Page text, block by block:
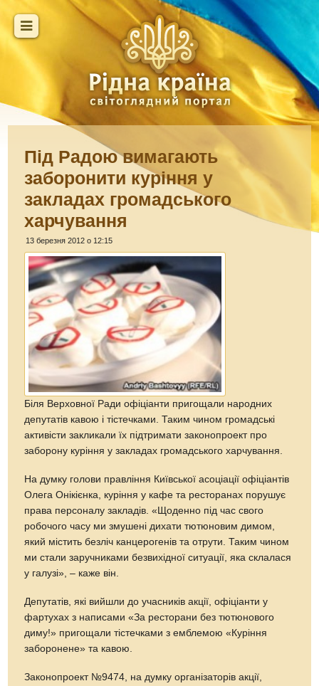
Під Радою вимагають
заборонити куріння у
закладах громадського
харчування
13 березня 2012 о 12:15
Біля Верховної Ради офіціанти пригощали народних
депутатів кавою і тістечками. Таким чином громадські
активісти закликали їх підтримати законопроект про
заборону куріння у закладах громадського харчування.
На думку голови правління Київської асоціації офіціантів
Олега Онікієнка, куріння у кафе та ресторанах порушує
права персоналу закладів. «Щоденно під час свого
робочого часу ми змушені дихати тютюновим димом,
який містить безліч канцерогенів та отрути. Таким чином
ми стали заручниками безвихідної ситуації, яка склалася
у галузі», – каже він.
Депутатів, які вийшли до учасників акції, офіціанти у
фартухах з написами «За ресторани без тютюнового
диму!» пригощали тістечками з емблемою «Куріння
заборонене» та кавою.
Законопроект №9474, на думку організаторів акції,